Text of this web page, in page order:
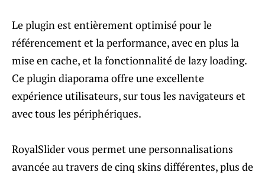
Le plugin est entièrement optimisé pour le
référencement et la performance, avec en plus la
mise en cache, et la fonctionnalité de lazy loading.
Ce plugin diaporama offre une excellente
expérience utilisateurs, sur tous les navigateurs et
avec tous les périphériques.
RoyalSlider vous permet une personnalisations
avancée au travers de cinq skins différentes, plus de